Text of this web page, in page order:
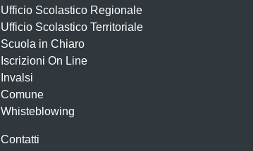
Ufficio Scolastico Regionale
Ufficio Scolastico Territoriale
Scuola in Chiaro
Iscrizioni On Line
Invalsi
Comune
Whisteblowing
Contatti